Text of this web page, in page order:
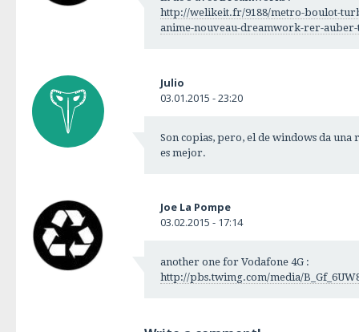
http://welikeit.fr/9188/metro-boulot-
anime-nouveau-dreamwork-rer-
Julio
03.01.2015 - 23:20
Son copias, pero, el de windows da una
es mejor.
Joe La Pompe
03.02.2015 - 17:14
another one for Vodafone 4G :
http://pbs.twimg.com/media/